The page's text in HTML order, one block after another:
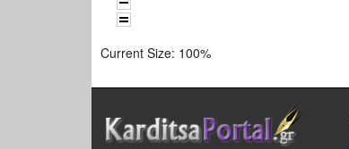
Current Size: 100%